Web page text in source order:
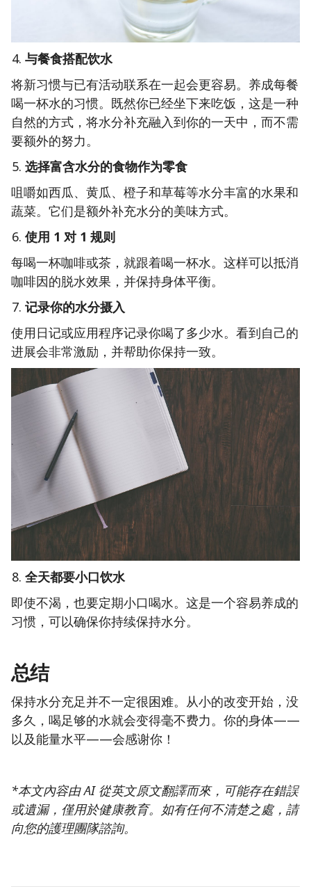
与餐食搭配饮水
将新习惯与已有活动联系在一起会更容易。养成每餐
喝一杯水的习惯。既然你已经坐下来吃饭，这是一种
自然的方式，将水分补充融入到你的一天中，而不需
要额外的努力。
选择富含水分的食物作为零食
咀嚼如西瓜、黄瓜、橙子和草莓等水分丰富的水果和
蔬菜。它们是额外补充水分的美味方式。
使用 1 对 1 规则
每喝一杯咖啡或茶，就跟着喝一杯水。这样可以抵消
咖啡因的脱水效果，并保持身体平衡。
记录你的水分摄入
使用日记或应用程序记录你喝了多少水。看到自己的
进展会非常激励，并帮助你保持一致。
全天都要小口饮水
即使不渴，也要定期小口喝水。这是一个容易养成的
习惯，可以确保你持续保持水分。
总结
保持水分充足并不一定很困难。从小的改变开始，没
多久，喝足够的水就会变得毫不费力。你的身体——
以及能量水平——会感谢你！
*本文內容由 AI 從英文原文翻譯而來，可能存在錯誤
或遺漏，僅用於健康教育。如有任何不清楚之處，請
向您的護理團隊諮詢。